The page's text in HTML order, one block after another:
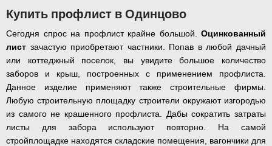
Купить профлист в Одинцово
Сегодня спрос на профлист крайне большой.
Оцинкованный
лист зачастую приобретают частники. Попав в любой дачный
или коттеджный поселок, вы увидите большое количество
заборов и крыш, построенных с применением профлиста.
Данное изделие применяют также строительные фирмы.
Любую строительную площадку строители окружают изгородью
из самого не крашенного профлиста. Дабы сократить затраты
листы для забора используют повторно. На самой
стройплощадке находятся складские помещения, вагончики для